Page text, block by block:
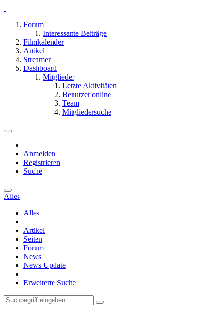
Forum
Interessante Beiträge
Filmkalender
Artikel
Streamer
Dashboard
Mitglieder
Letzte Aktivitäten
Benutzer online
Team
Mitgliedersuche
Anmelden
Registrieren
Suche
Alles
Alles
Artikel
Seiten
Forum
News
News Update
Erweiterte Suche